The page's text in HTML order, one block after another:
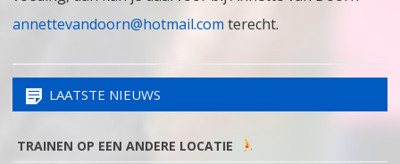
annettevandoorn@hotmail.com terecht.
LAATSTE NIEUWS
TRAINEN OP EEN ANDERE LOCATIE